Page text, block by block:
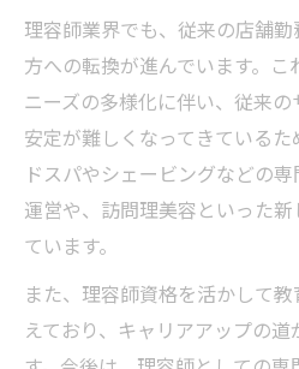
理容師業界でも、従来の店舗
方への転換が進んでいます。
ニーズの多様化に伴い、従来
安定が難しくなってきている
ドスパやシェービングなどの
運営や、訪問理美容といった
ています。
また、理容師資格を活かして
えており、キャリアアップの